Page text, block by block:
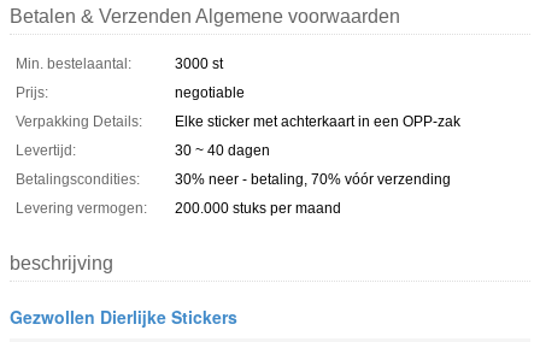
Betalen & Verzenden Algemene voorwaarden
Min. bestelaantal:
3000 st
Prijs:
negotiable
Verpakking Details:
Elke sticker met achterkaart in een OPP-zak
Levertijd:
30 ~ 40 dagen
Betalingscondities:
30% neer - betaling, 70% vóór verzending
Levering vermogen:
200.000 stuks per maand
beschrijving
Gezwollen Dierlijke Stickers